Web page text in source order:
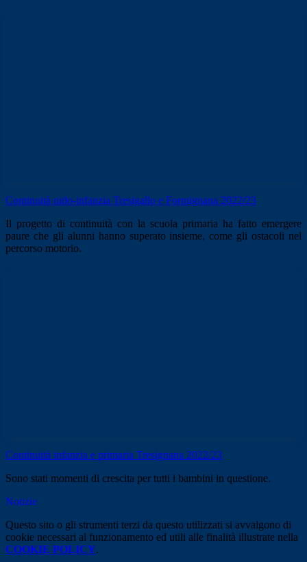
Continuità nido-infanzia Tresigallo e Formignana 2022/23
Il progetto di continuità con la scuola primaria ha fatto emergere
paure che gli alunni hanno superato insieme, come gli ostacoli nel
percorso motorio.
Continuità infanzia e primaria Tresignana 2022/23
Sono stati momenti di crescita per tutti i bambini in questione.
Notizie
Questo sito o gli strumenti terzi da questo utilizzati si avvalgono di
cookie necessari al funzionamento ed utili alle finalità illustrate nella
COOKIE POLICY.